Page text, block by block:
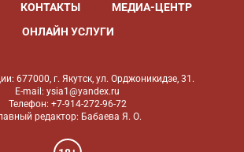
КОНТАКТЫ
МЕДИА-ЦЕНТР
ОНЛАЙН УСЛУГИ
677000, г. Якутск, ул. Орджоникидзе, 31.
E-mail: ysia1@yandex.ru
Телефон: +7-914-272-96-72
редактор: Бабаева Я. О.